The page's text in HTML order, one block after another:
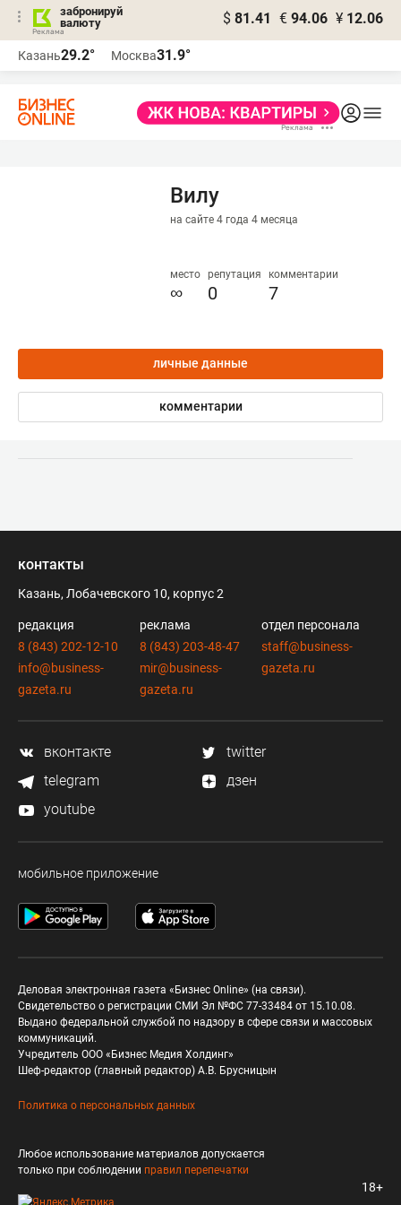
забронируй
валюту
$ 81.41 € 94.06 ¥ 12.06
Казань29.2° Москва31.9°
Вилу
на сайте 4 года 4 месяца
место
∞
репутация
0
комментарии
7
личные данные
комментарии
контакты
Казань, Лобачевского 10, корпус 2
редакция
8 (843) 202-12-10
info@business-
gazeta.ru
реклама
8 (843) 203-48-47
mir@business-
gazeta.ru
отдел персонала
staff@business-
gazeta.ru
вконтакте
twitter
telegram
дзен
youtube
мобильное приложение
Деловая электронная газета «Бизнес Online» (на связи).
Свидетельство о регистрации СМИ Эл №ФС 77-33484 от 15.10.08.
Выдано федеральной службой по надзору в сфере связи и массовых
коммуникаций.
Учредитель ООО «Бизнес Медия Холдинг»
Шеф-редактор (главный редактор) А.В. Брусницын
Политика о персональных данных
Любое использование материалов допускается
только при соблюдении правил перепечатки
18+